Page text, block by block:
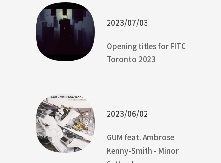
2023/07/03
Opening titles for FITC
Toronto 2023
2023/06/02
GUM feat. Ambrose
Kenny-Smith - Minor